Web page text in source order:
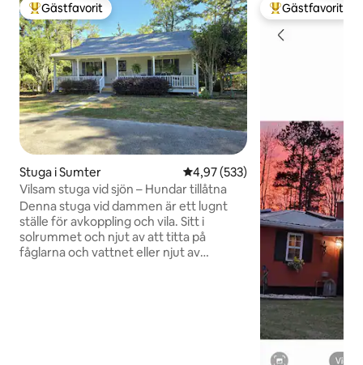
Populär gästfavorit
Gästfavorit
Stuga i Sumter 4,97 av 5 i genomsnittligt
4,97 (533)
Vilsam stuga vid sjön – Hundar tillåtna
Denna stuga vid dammen är ett lugnt
ställe för avkoppling och vila. Sitt i
solrummet och njut av att titta på
fåglarna och vattnet eller njut av
Populär
Gästfavorit